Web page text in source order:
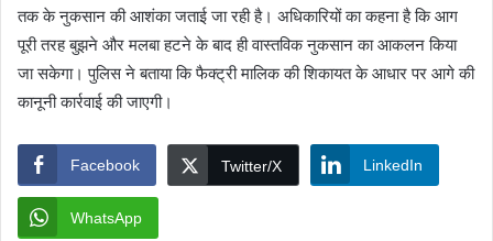
तक के नुकसान की आशंका जताई जा रही है। अधिकारियों का कहना है कि आग
पूरी तरह बुझने और मलबा हटने के बाद ही वास्तविक नुकसान का आकलन किया
जा सकेगा। पुलिस ने बताया कि फैक्ट्री मालिक की शिकायत के आधार पर आगे की
कानूनी कार्रवाई की जाएगी।
Facebook Twitter/X LinkedIn
WhatsApp